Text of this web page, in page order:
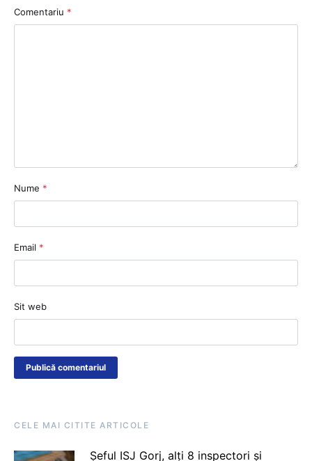
Comentariu *
Nume *
Email *
Sit web
CELE MAI CITITE ARTICOLE
Șeful ISJ Gorj, alți 8 inspectori și